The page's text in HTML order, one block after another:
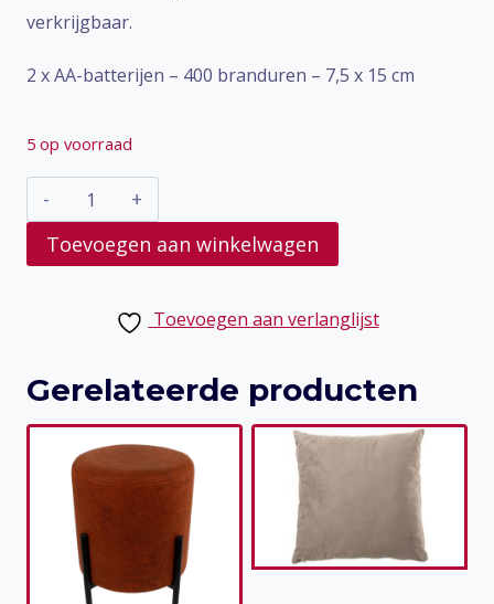
verkrijgbaar.
2 x AA-batterijen – 400 branduren – 7,5 x 15 cm
5 op voorraad
Kaars
led
Caramel
Toevoegen aan winkelwagen
Toevoegen aan verlanglijst
Gerelateerde producten